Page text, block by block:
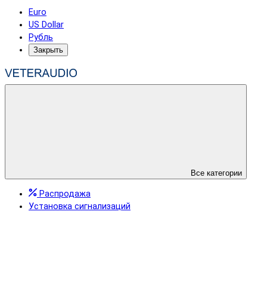
Euro
US Dollar
Рубль
Закрыть
Все категории
Распродажа
Установка сигнализаций